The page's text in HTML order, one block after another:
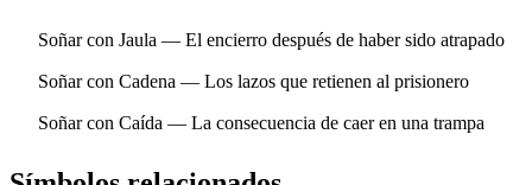
Soñar con Jaula — El encierro después de haber sido atrapado
Soñar con Cadena — Los lazos que retienen al prisionero
Soñar con Caída — La consecuencia de caer en una trampa